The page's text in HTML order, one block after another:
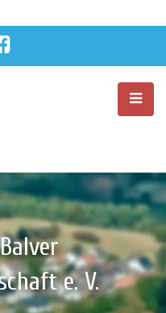
e. V.